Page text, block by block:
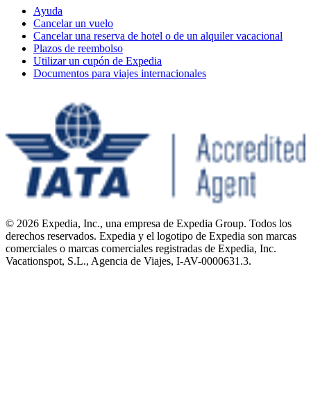
Ayuda
Cancelar un vuelo
Cancelar una reserva de hotel o de un alquiler vacacional
Plazos de reembolso
Utilizar un cupón de Expedia
Documentos para viajes internacionales
© 2026 Expedia, Inc., una empresa de Expedia Group. Todos los
derechos reservados. Expedia y el logotipo de Expedia son marcas
comerciales o marcas comerciales registradas de Expedia, Inc.
Vacationspot, S.L., Agencia de Viajes, I-AV-0000631.3.